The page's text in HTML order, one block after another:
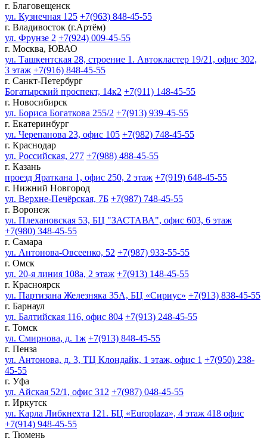
г. Благовещенск
ул. Кузнечная 125 +7(963) 848-45-55
г. Владивосток (г.Артём)
ул. Фрунзе 2 +7(924) 009-45-55
г. Москва, ЮВАО
ул. Ташкентская 28, строение 1. Автокластер 19/21, офис 302,
3 этаж +7(916) 848-45-55
г. Санкт-Петербург
Богатырский проспект, 14к2 +7(911) 148-45-55
г. Новосибирск
ул. Бориса Богаткова 255/2 +7(913) 939-45-55
г. Екатеринбург
ул. Черепанова 23, офис 105 +7(982) 748-45-55
г. Краснодар
ул. Российская, 277 +7(988) 488-45-55
г. Казань
проезд Яраткана 1, офис 250, 2 этаж +7(919) 648-45-55
г. Нижний Новгород
ул. Верхне-Печёрская, 7Б +7(987) 748-45-55
г. Воронеж
ул. Плехановская 53, БЦ "ЗАСТАВА", офис 603, 6 этаж
+7(980) 348-45-55
г. Самара
ул. Антонова-Овсеенко, 52 +7(987) 933-55-55
г. Омск
ул. 20-я линия 108а, 2 этаж +7(913) 148-45-55
г. Красноярск
ул. Партизана Железняка 35А, БЦ «Сириус» +7(913) 838-45-55
г. Барнаул
ул. Балтийская 116, офис 804 +7(913) 248-45-55
г. Томск
ул. Смирнова, д. 1ж +7(913) 848-45-55
г. Пенза
ул. Антонова, д. 3, ТЦ Клондайк, 1 этаж, офис 1 +7(950) 238-
45-55
г. Уфа
ул. Айская 52/1, офис 312 +7(987) 048-45-55
г. Иркутск
ул. Карла Либкнехта 121. БЦ «Europlaza», 4 этаж 418 офис
+7(914) 948-45-55
г. Тюмень